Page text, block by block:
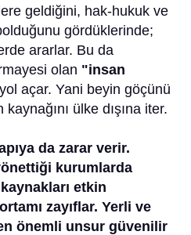
geldiğini, hak-hukuk ve
gördüklerinde;
ararlar. Bu da
olan "insan
açar. Yani beyin göçünü
kaynağını ülke dışına iter.
da zarar verir.
kurumlarda
etkin
zayıflar. Yerli ve
önemli unsur güvenilir